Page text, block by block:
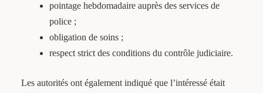
pointage hebdomadaire auprès des services de
police ;
obligation de soins ;
respect strict des conditions du contrôle judiciaire.
Les autorités ont également indiqué que l’intéressé était